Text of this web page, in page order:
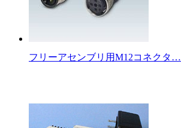
フリーアセンブリ用M12コネクタ…